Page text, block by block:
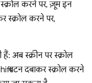
करने पर, ज़ूम इन
स्क्रोल करने पर,
हैं: अब स्क्रीन पर स्क्रोल
बटन दबाकर स्क्रोल करने